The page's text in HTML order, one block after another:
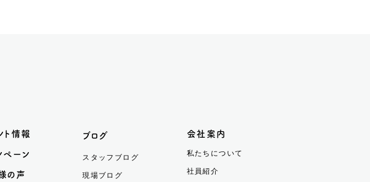
ト情報
ペーン
の声
ブログ
スタッフブログ
現場ブログ
会社案内
私たちについて
社員紹介